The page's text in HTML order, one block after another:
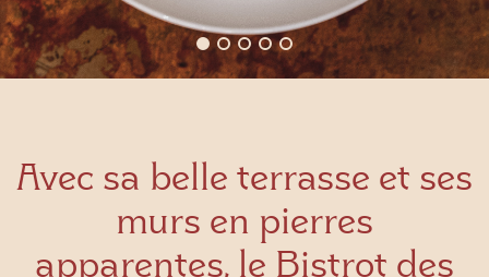
Avec sa belle terrasse et ses
murs en pierres
apparentes, le Bistrot des